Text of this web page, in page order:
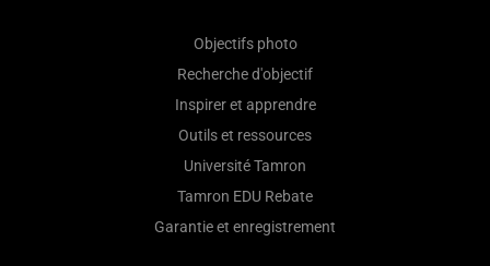
Objectifs photo
Recherche d'objectif
Inspirer et apprendre
Outils et ressources
Université Tamron
Tamron EDU Rebate
Garantie et enregistrement